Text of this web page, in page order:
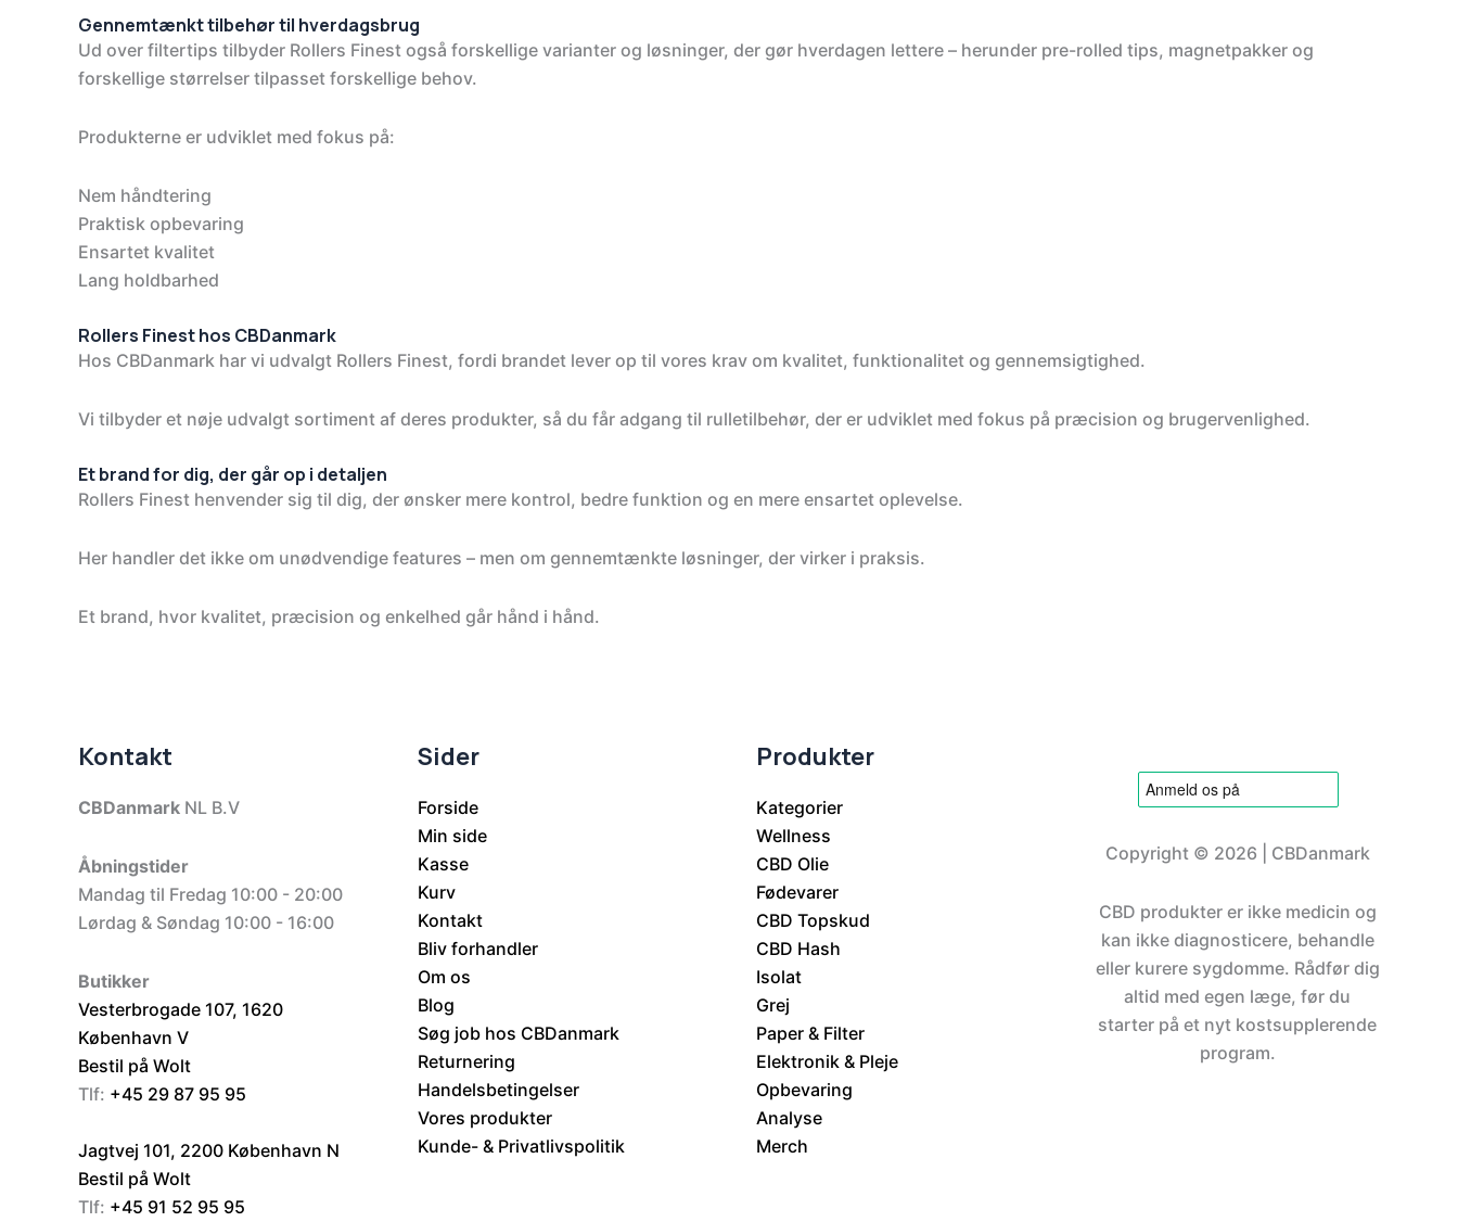
Gennemtænkt tilbehør til hverdagsbrug
Ud over filtertips tilbyder Rollers Finest også forskellige varianter og løsninger, der gør hverdagen lettere – herunder pre-rolled tips, magnetpakker og
forskellige størrelser tilpasset forskellige behov.
Produkterne er udviklet med fokus på:
Nem håndtering
Praktisk opbevaring
Ensartet kvalitet
Lang holdbarhed
Rollers Finest hos CBDanmark
Hos CBDanmark har vi udvalgt Rollers Finest, fordi brandet lever op til vores krav om kvalitet, funktionalitet og gennemsigtighed.
Vi tilbyder et nøje udvalgt sortiment af deres produkter, så du får adgang til rulletilbehør, der er udviklet med fokus på præcision og brugervenlighed.
Et brand for dig, der går op i detaljen
Rollers Finest henvender sig til dig, der ønsker mere kontrol, bedre funktion og en mere ensartet oplevelse.
Her handler det ikke om unødvendige features – men om gennemtænkte løsninger, der virker i praksis.
Et brand, hvor kvalitet, præcision og enkelhed går hånd i hånd.
Kontakt
CBDanmark NL B.V
Åbningstider
Mandag til Fredag 10:00 - 20:00
Lørdag & Søndag 10:00 - 16:00
Butikker
Vesterbrogade 107, 1620
København V
Bestil på Wolt
Tlf: +45 29 87 95 95
Jagtvej 101, 2200 København N
Bestil på Wolt
Tlf: +45 91 52 95 95
Sider
Forside
Min side
Kasse
Kurv
Kontakt
Bliv forhandler
Om os
Blog
Søg job hos CBDanmark
Returnering
Handelsbetingelser
Vores produkter
Kunde- & Privatlivspolitik
Produkter
Kategorier
Wellness
CBD Olie
Fødevarer
CBD Topskud
CBD Hash
Isolat
Grej
Paper & Filter
Elektronik & Pleje
Opbevaring
Analyse
Merch
Copyright © 2026 | CBDanmark
CBD produkter er ikke medicin og
kan ikke diagnosticere, behandle
eller kurere sygdomme. Rådfør dig
altid med egen læge, før du
starter på et nyt kostsupplerende
program.